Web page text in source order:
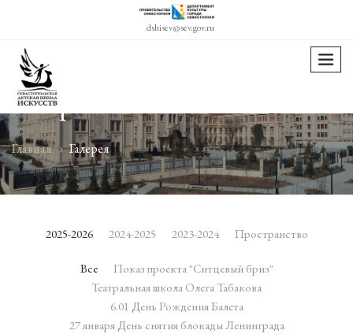
dshisev@sev.gov.ru
menu
Галерея
Главная Галерея
2025-2026 2024-2025 2023-2024 Пространство
Все
Показ проекта "Ситцевый бриз"
Театральная школа Олега Табакова
6.01 День Рождения Балета
27 января День снятия блокады Ленинграда